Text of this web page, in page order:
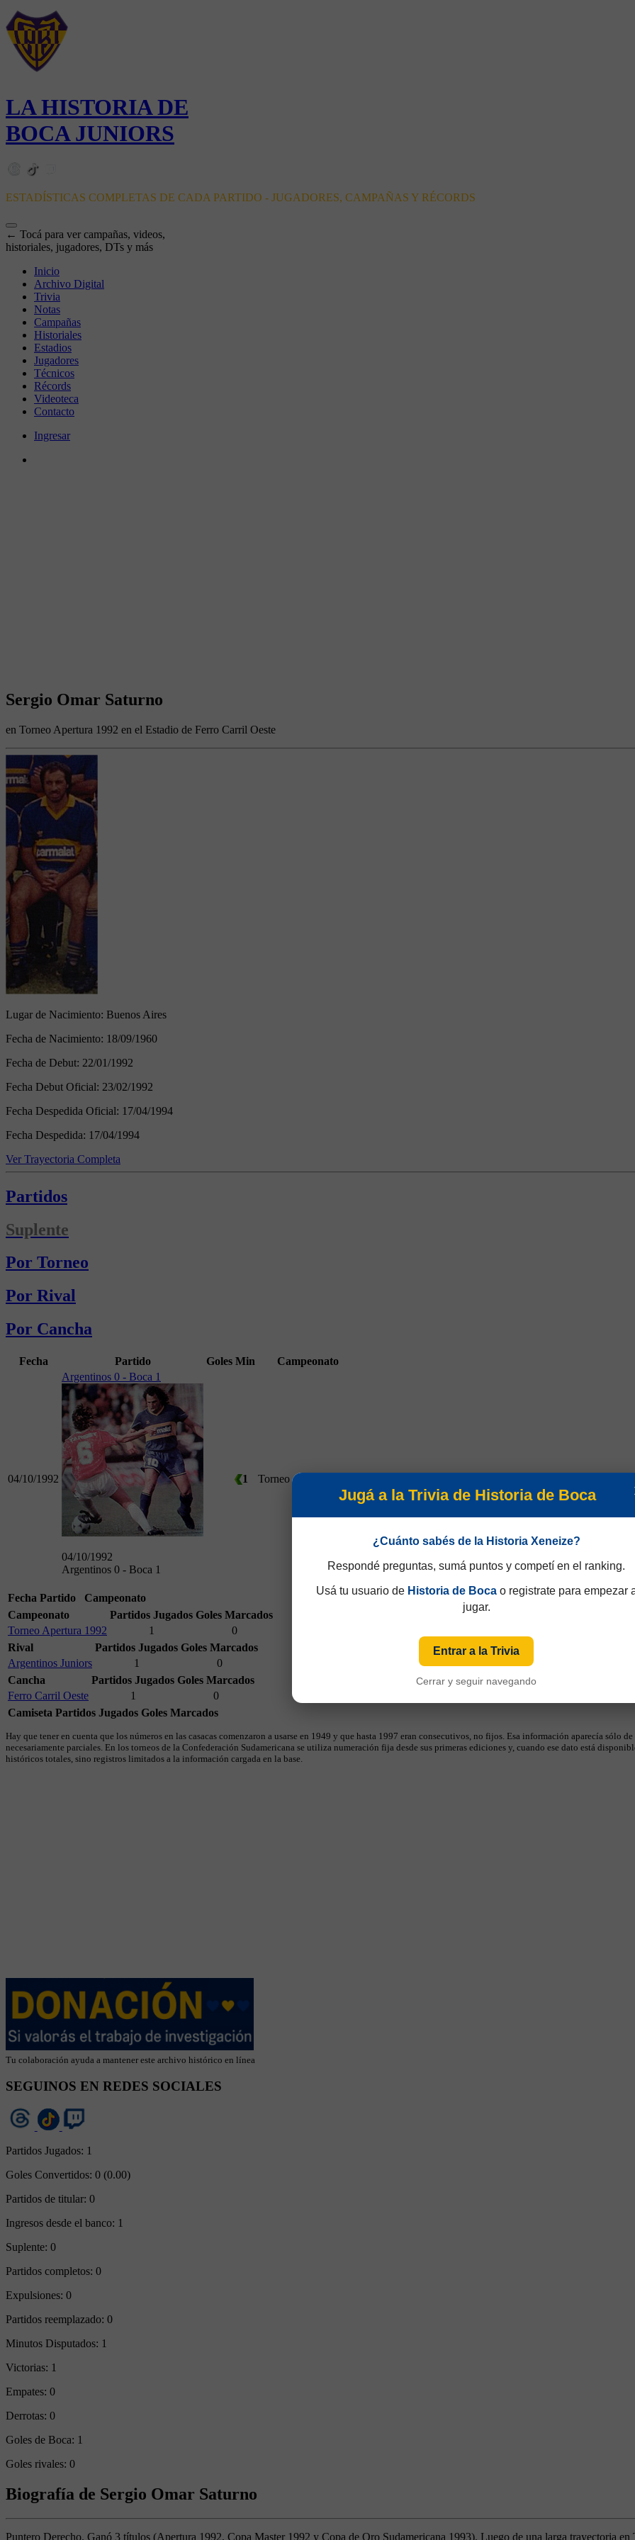
LA HISTORIA DE
BOCA JUNIORS
ESTADÍSTICAS COMPLETAS DE CADA PARTIDO - JUGADORES, CAMPAÑAS Y RÉCORDS
← Tocá para ver campañas, videos,
historiales, jugadores, DTs y más
Inicio
Archivo Digital
Trivia
Notas
Campañas
Historiales
Estadios
Jugadores
Técnicos
Récords
Videoteca
Contacto
Ingresar
Sergio Omar Saturno
en Torneo Apertura 1992 en el Estadio de Ferro Carril Oeste
Lugar de Nacimiento: Buenos Aires
Fecha de Nacimiento: 18/09/1960
Fecha de Debut: 22/01/1992
Fecha Debut Oficial: 23/02/1992
Fecha Despedida Oficial: 17/04/1994
Fecha Despedida: 17/04/1994
Ver Trayectoria Completa
Partidos
Suplente
Por Torneo
Por Rival
Por Cancha
Fecha Partido Goles Min Campeonato
04/10/1992
Argentinos 0 - Boca 1
04/10/1992
Argentinos 0 - Boca 1
1 Torneo Apertura 1992
Fecha Partido
Campeonato
Campeonato
Partidos Jugados Goles Marcados
Torneo Apertura 1992
1
0
Rival
Partidos Jugados Goles Marcados
Argentinos Juniors
1
0
Cancha
Partidos Jugados Goles Marcados
Ferro Carril Oeste
1
0
Camiseta Partidos Jugados Goles Marcados
Hay que tener en cuenta que los números en las casacas comenzaron a usarse en 1949 y que hasta 1997 eran consecutivos, no fijos. Esa información aparecía sólo
necesariamente parciales. En los torneos de la Confederación Sudamericana se utiliza numeración fija desde sus primeras ediciones y, cuando ese dato está
históricos totales, sino registros limitados a la información cargada en la base.
Tu colaboración ayuda a mantener este archivo histórico en línea
SEGUINOS EN REDES SOCIALES
Partidos Jugados: 1
Goles Convertidos: 0 (0.00)
Partidos de titular: 0
Ingresos desde el banco: 1
Suplente: 0
Partidos completos: 0
Expulsiones: 0
Partidos reemplazado: 0
Minutos Disputados: 1
Victorias: 1
Empates: 0
Derrotas: 0
Goles de Boca: 1
Goles rivales: 0
Biografía de Sergio Omar Saturno
Puntero Derecho. Ganó 3 títulos (Apertura 1992, Copa Master 1992 y Copa de Oro Sudamericana 1993). Luego de una larga trayectoria
Jugá a la Trivia de Historia de Boca
¿Cuánto sabés de la Historia Xeneize?
Respondé preguntas, sumá puntos y competí en el ranking.
Usá tu usuario de Historia de Bocao registrate para empezar
jugar.
Entrar a la Trivia
Cerrar y seguir navegando